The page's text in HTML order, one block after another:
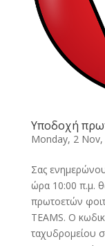
Υποδοχή
Monday, 2 Nov,
Σας
ώρα 10:00 π.μ.
πρωτοετών
TEAMS. Ο
ταχυδρομείου